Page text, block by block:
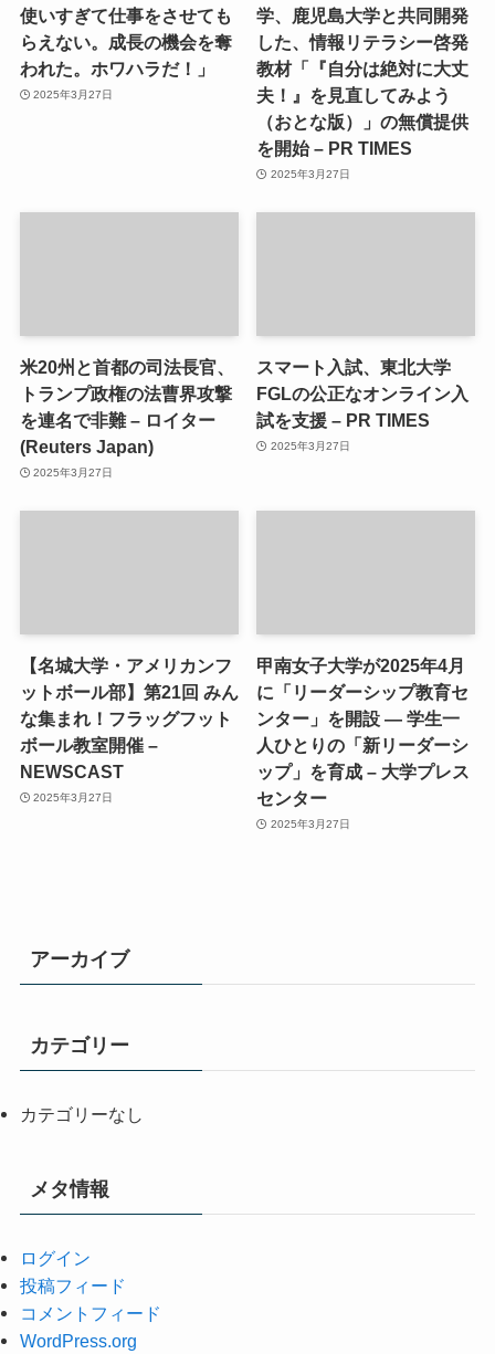
使いすぎて仕事をさせても
らえない。成長の機会を奪
われた。ホワハラだ！」
2025年3月27日
学、鹿児島大学と共同開発
した、情報リテラシー啓発
教材「『自分は絶対に大丈
夫！』を見直してみよう
（おとな版）」の無償提供
を開始 – PR TIMES
2025年3月27日
米20州と首都の司法長官、
トランプ政権の法曹界攻撃
を連名で非難 – ロイター
(Reuters Japan)
2025年3月27日
スマート入試、東北大学
FGLの公正なオンライン入
試を支援 – PR TIMES
2025年3月27日
【名城大学・アメリカンフ
ットボール部】第21回 みん
な集まれ！フラッグフット
ボール教室開催 –
NEWSCAST
2025年3月27日
甲南女子大学が2025年4月
に「リーダーシップ教育セ
ンター」を開設 ― 学生一
人ひとりの「新リーダーシ
ップ」を育成 – 大学プレス
センター
2025年3月27日
アーカイブ
カテゴリー
カテゴリーなし
メタ情報
ログイン
投稿フィード
コメントフィード
WordPress.org